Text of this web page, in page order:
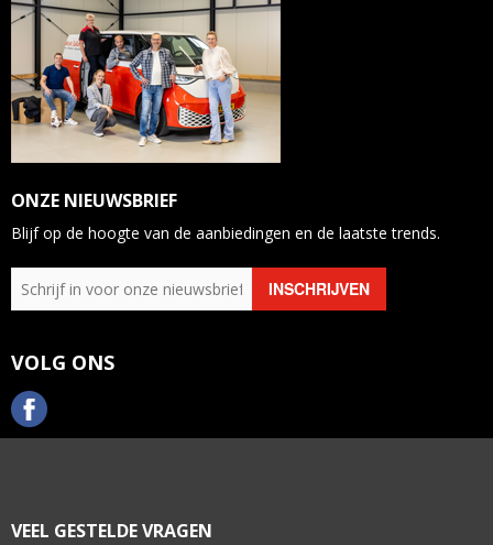
ONZE NIEUWSBRIEF
Blijf op de hoogte van de aanbiedingen en de laatste trends.
VOLG ONS
VEEL GESTELDE VRAGEN